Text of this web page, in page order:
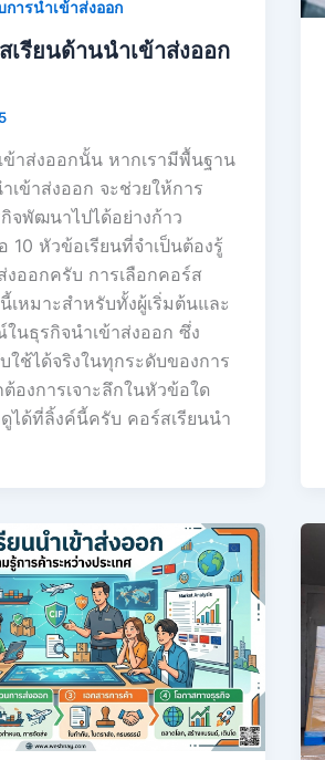
การนำเข้าส่งออก
เรียนด้านนำเข้าส่งออก
ข้าส่งออกนั้น หากเรามีพื้นฐาน
เข้าส่งออก จะช่วยให้การ
จพัฒนาไปได้อย่างก้าว
10 หัวข้อเรียนที่จำเป็นต้องรู้
งออกครับ การเลือกคอร์ส
เหมาะสำหรับทั้งผู้เริ่มต้นและ
นธุรกิจนำเข้าส่งออก ซึ่ง
ใช้ได้จริงในทุกระดับของการ
องการเจาะลึกในหัวข้อใด
ได้ที่ลิ้งค์นี้ครับ คอร์สเรียนนำ